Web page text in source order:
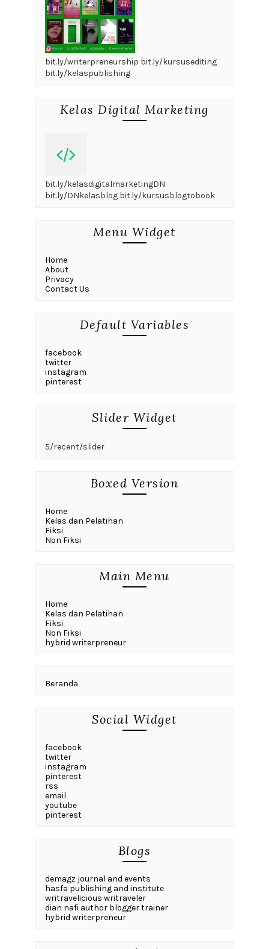
bit.ly/writerpreneurship bit.ly/kursusediting
bit.ly/kelaspublishing
Kelas Digital Marketing
bit.ly/kelasdigitalmarketingDN
bit.ly/DNkelasblog bit.ly/kursusblogtobook
Menu Widget
Home
About
Privacy
Contact Us
Default Variables
facebook
twitter
instagram
pinterest
Slider Widget
5/recent/slider
Boxed Version
Home
Kelas dan Pelatihan
Fiksi
Non Fiksi
Main Menu
Home
Kelas dan Pelatihan
Fiksi
Non Fiksi
hybrid writerpreneur
Beranda
Social Widget
facebook
twitter
instagram
pinterest
rss
email
youtube
pinterest
Blogs
demagz journal and events
hasfa publishing and institute
writravelicious writraveler
dian nafi author blogger trainer
hybrid writerpreneur